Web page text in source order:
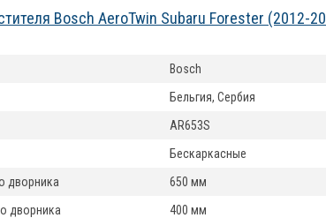
Bosch AeroTwin Subaru Forester (2012-
Bosch
Бельгия, Сербия
AR653S
Бескаркасные
дворника
650 мм
дворника
400 мм